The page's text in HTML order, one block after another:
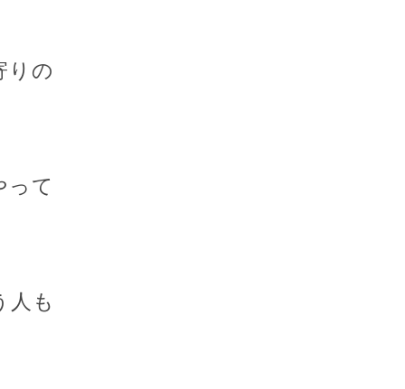
りの
って
人も